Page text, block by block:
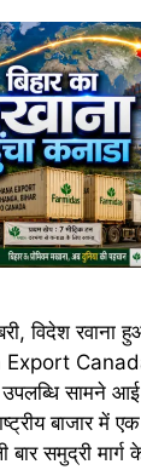
विदेश रवाना
सामने
बाजार में
समुद्री मार्ग